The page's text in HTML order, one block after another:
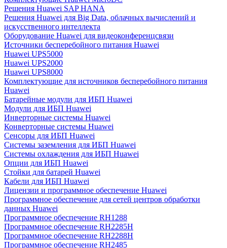
Решения Huawei SAP HANA
Решения Huawei для Big Data, облачных вычислений и
искусственного интеллекта
Оборудование Huawei для видеоконференцсвязи
Источники бесперебойного питания Huawei
Huawei UPS5000
Huawei UPS2000
Huawei UPS8000
Комплектующие для источников бесперебойного питания
Huawei
Батарейные модули для ИБП Huawei
Модули для ИБП Huawei
Инверторные системы Huawei
Конверторные системы Huawei
Сенсоры для ИБП Huawei
Системы заземления для ИБП Huawei
Системы охлаждения для ИБП Huawei
Опции для ИБП Huawei
Стойки для батарей Huawei
Кабели для ИБП Huawei
Лицензии и программное обеспечение Huawei
Программное обеспечение для сетей центров обработки
данных Huawei
Программное обеспечение RH1288
Программное обеспечение RH2285H
Программное обеспечение RH2288H
Программное обеспечение RH2485